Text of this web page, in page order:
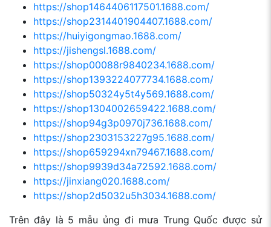
https://shop1464406117501.1688.com/
https://shop2314401904407.1688.com/
https://huiyigongmao.1688.com/
https://jishengsl.1688.com/
https://shop00088r9840234.1688.com/
https://shop1393224077734.1688.com/
https://shop50324y5t4y569.1688.com/
https://shop1304002659422.1688.com/
https://shop94g3p0970j736.1688.com/
https://shop2303153227g95.1688.com/
https://shop659294xn79467.1688.com/
https://shop9939d34a72592.1688.com/
https://jinxiang020.1688.com/
https://shop2d5032u5h3034.1688.com/
Trên đây là 5 mẫu ủng đi mưa Trung Quốc được sử